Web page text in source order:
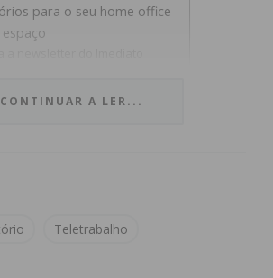
para o seu home office
de
de espaço de trabalho, falamos de
onde trabalhar, com uma
CONTINUAR A LER...
Teletrabalho